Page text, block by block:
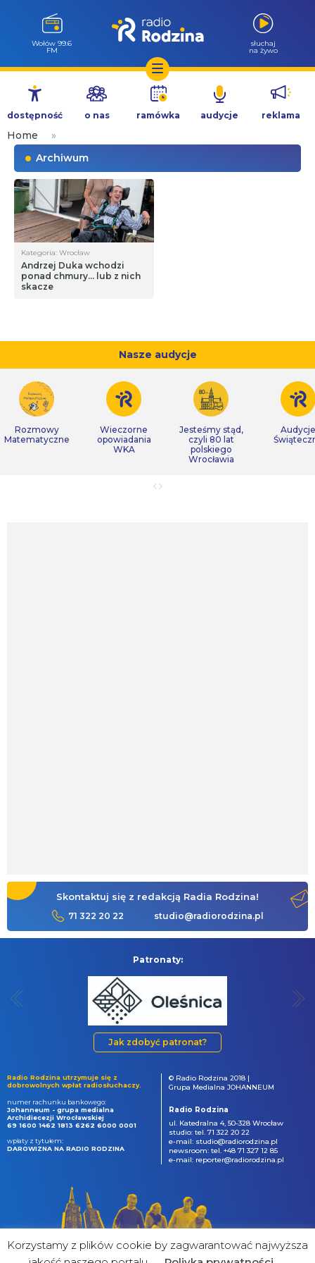
Przejdź
treści
Wołów 99.6
FM
słuchaj
na żywo
dostępność o nas ramówka audycje reklama
Home
»
Archiwum
Kategoria: Wrocław
Andrzej Duka wchodzi
ponad chmury… lub z nich
skacze
Nasze audycje
Rozmowy
Matematyczne
Wieczorne
opowiadania
WKA
Jesteśmy stąd,
czyli 80 lat
polskiego
Wrocławia
Audycje
Skontaktuj się z redakcją Radia Rodzina!
71 322 20 22 studio@radiorodzina.pl
Patronaty:
Jak zdobyć patronat?
Radio Rodzina utrzymuje się z
dobrowolnych wpłat radiosłuchaczy.
numer rachunku bankowego:
Johanneum - grupa medialna
Archidiecezji Wrocławskiej
69 1600 1462 1813 6262 6000 0001
wpłaty z tytułem:
DAROWIZNA NA RADIO RODZINA
© Radio Rodzina 2018 |
Grupa Medialna JOHANNEUM
Radio Rodzina
ul. Katedralna 4, 50-328 Wrocław
studio: tel. 71 322 20 22
e-mail: studio@radiorodzina.pl
newsroom: tel. +48 71 327 12 85
e-mail: reporter@radiorodzina.pl
Korzystamy z plików cookie by zagwarantować najwyższa